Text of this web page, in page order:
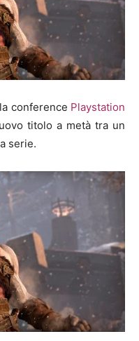
conference Playstation
titolo a metà tra un
serie.